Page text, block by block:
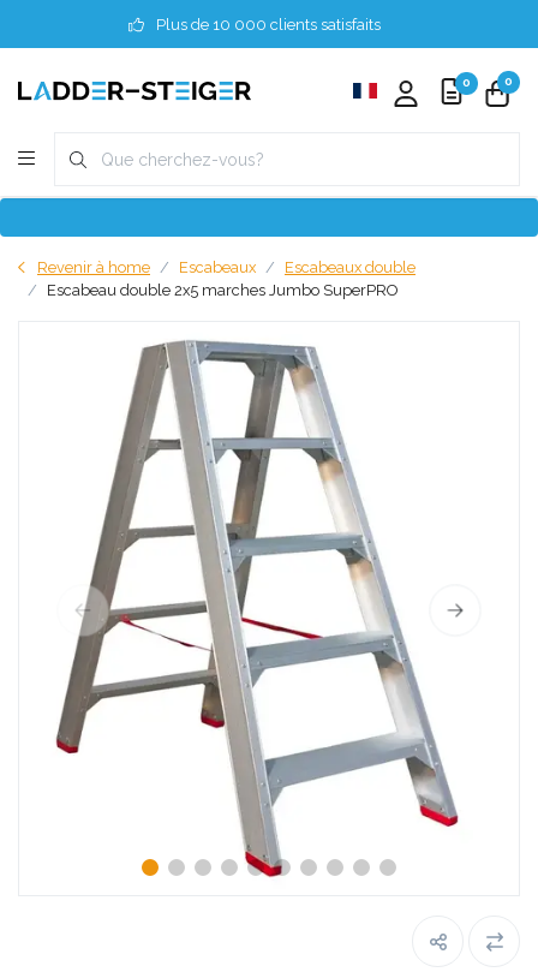
Plus de 10 000 clients satisfaits
0 0
Revenir à home Escabeaux
Escabeaux double
Escabeau double 2x5 marches Jumbo SuperPRO